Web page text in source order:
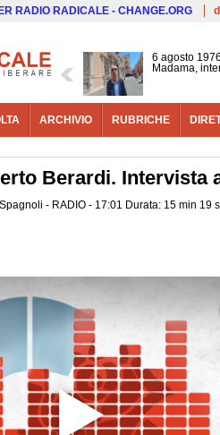
RADIO RADICALE - CHANGE.ORG
6 agosto
Madama,
ARCHIVIO RUBRICHE
Berardi. Intervista
- RADIO - 17:01 Durata: 15 min 19